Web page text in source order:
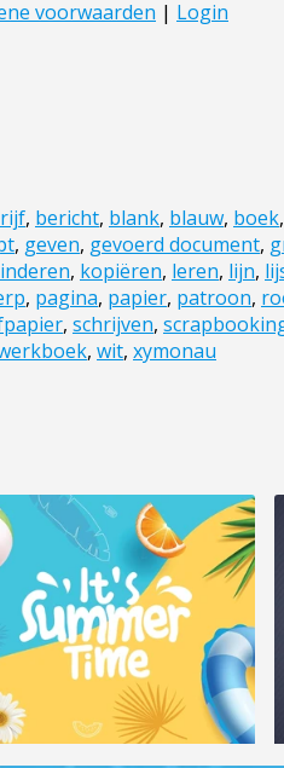
, bericht, blank, blauw, boek,
, geven, gevoerd document,
, kopiëren, leren, lijn,
, pagina, papier, patroon,
, schrijven,
, wit, xymonau